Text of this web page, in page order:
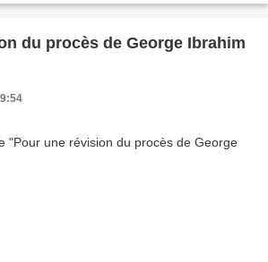
du procès de George Ibrahim